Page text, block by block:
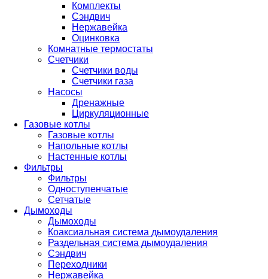
Комплекты
Сэндвич
Нержавейка
Оцинковка
Комнатные термостаты
Счетчики
Счетчики воды
Счетчики газа
Насосы
Дренажные
Циркуляционные
Газовые котлы
Газовые котлы
Напольные котлы
Настенные котлы
Фильтры
Фильтры
Одноступенчатые
Сетчатые
Дымоходы
Дымоходы
Коаксиальная система дымоудаления
Раздельная система дымоудаления
Сэндвич
Переходники
Нержавейка